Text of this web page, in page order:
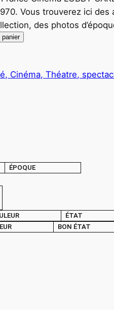
Vous trouverez ici
des photos
panier
Cinéma, Théatre,
ÉPOQUE
ÉTAT
BON ÉTAT